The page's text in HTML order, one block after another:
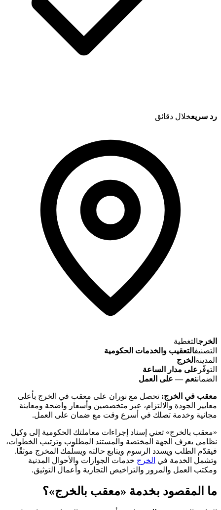
رد سريعخلال دقائق
الخرجالتغطية
التصنيفالتعقيب والخدمات الحكومية
المدينة الخرج
التوفّر على مدار الساعة
الضماننعم — على العمل
معقب في الخرج: تحصل مع نوران على معقب في الخرج بأعلى
معايير الجودة والالتزام، عبر متخصصين وأسعار واضحة ومعاينة
مجانية وخدمة تصلك في أسرع وقت مع ضمان على العمل.
«معقب بالخرج» تعني إسناد إجراءات معاملتك الحكومية إلى وكيل
نظامي يعرف الجهة المختصة والمستند المطلوب وترتيب الخطوات،
فيقدّم الطلب ويسدد الرسوم ويتابع حالته ويسلّمك المخرج موثقًا.
وتشمل الخدمة في الخرج خدمات الجوازات والأحوال المدنية
ومكتب العمل والمرور والتراخيص التجارية وأعمال التوثيق.
ما المقصود بخدمة «معقب بالخرج»؟